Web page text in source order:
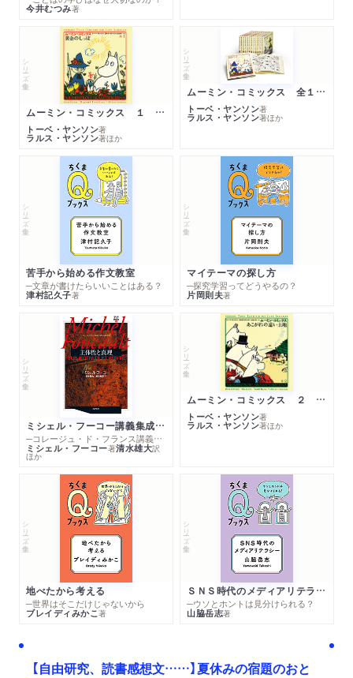
今井むつみ著
シリーズ・全集
ムーミン・コミックス １ 黄金のしっぽ
トーベ・ヤンソン著
ラルス・ヤンソン著ほか
シリーズ・全集
ムーミン・コミックス 全１４巻セット
トーベ・ヤンソン著
ラルス・ヤンソン著ほか
シリーズ・全集
苦手から始める作文教室
─文章が書けたらいいことはある？
津村記久子著
シリーズ・全集
マイテーマの探し方
─探究学習ってどうやるの？
片岡則夫著
シリーズ・全集
ミシェル・フーコー講義集成１０ 主体性と真理
─コレージュ・ド・フランス講義１９８０－１９８１年度
ミシェル・フーコー著清水雄大訳
ほか
シリーズ・全集
ムーミン・コミックス ２ あこがれの遠い土地
トーベ・ヤンソン著
ラルス・ヤンソン著ほか
シリーズ・全集
地べたから考える
─世界はそこだけじゃないから
ブレイディみかこ著
シリーズ・全集
ＳＮＳ時代のメディアリテラシー
─ウソとホントは見分けられる？
山脇岳志著
【自由研究、読書感想文……】夏休みの宿題のおと